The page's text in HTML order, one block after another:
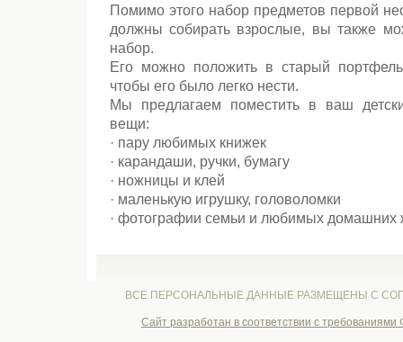
Помимо этого набор предметов первой
должны собирать взрослые, вы также
набор.
Его можно положить в старый
чтобы его было легко нести.
Мы предлагаем поместить в ваш
вещи:
· пару любимых книжек
· карандаши, ручки, бумагу
· ножницы и клей
· маленькую игрушку, головоломки
· фотографии семьи и любимых домашних
ВСЕ ПЕРСОНАЛЬНЫЕ ДАННЫЕ РАЗМЕЩЕНЫ С
Cайт разработан в соответствии с